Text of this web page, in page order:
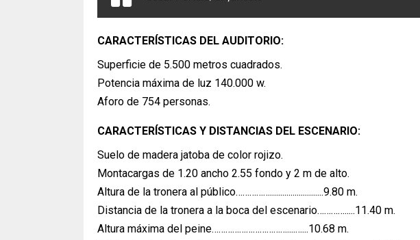
CARACTERÍSTICAS DEL AUDITORIO:
Superficie de 5.500 metros cuadrados.
Potencia máxima de luz 140.000 w.
Aforo de 754 personas.
CARACTERÍSTICAS Y DISTANCIAS DEL ESCENARIO:
Suelo de madera jatoba de color rojizo.
Montacargas de 1.20 ancho 2.55 fondo y 2 m de alto.
Altura de la tronera al público……………..........................9.80 m.
Distancia de la tronera a la boca del escenario………….....11.40 m.
Altura máxima del peine……………………………....…...10.68 m.